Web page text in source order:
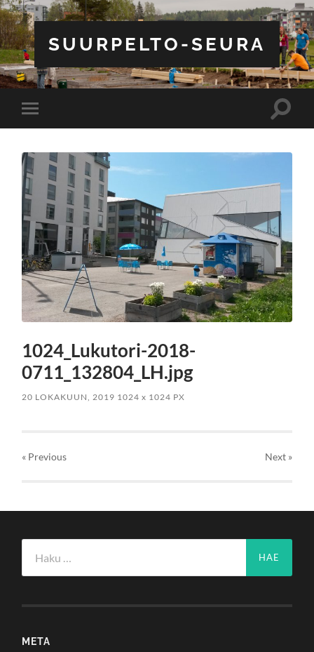
SUURPELTO-SEURA
Toggle
mobile
Toggle
1024_Lukutori-2018-
0711_132804_LH.jpg
20 LOKAKUUN, 2019 1024x 1024 PX
« Previous Next»
META